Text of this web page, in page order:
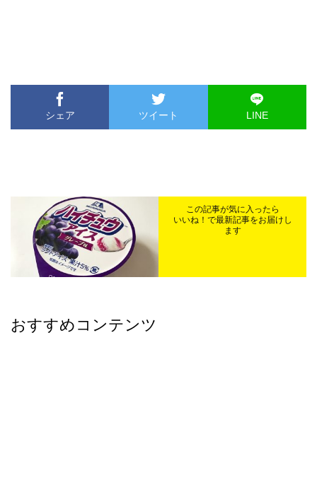
シェア ツイート LINE
この記事が気に入ったら
いいね！で最新記事をお届けし
ます
おすすめコンテンツ